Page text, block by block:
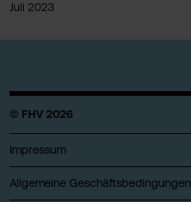
Juli 2023
© FHV 2026
Impressum
Allgemeine Geschäftsbedingungen